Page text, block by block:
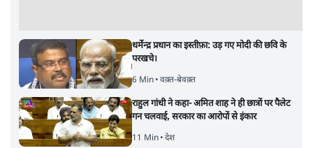
धर्मेन्द्र प्रधान का इस्तीफ़ा: उड़ गए मोदी की छवि के
परखचे।
6 Min• वक़्त-बेवक़्त
राहुल गांधी ने कहा- अमित शाह ने ही छात्रों पर पैलेट
गन चलवाई, सरकार का आरोपों से इंकार
11 Min• देश